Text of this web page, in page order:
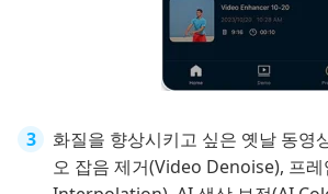
화질을 향상시키고 싶은 옛날 동영
오 잡음 제거(Video Denoise), 프